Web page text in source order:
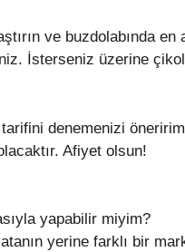
ve buzdolabında
İsterseniz üzerine
denemenizi
Afiyet olsun!
yapabilir miyim?
yerine farklı bir